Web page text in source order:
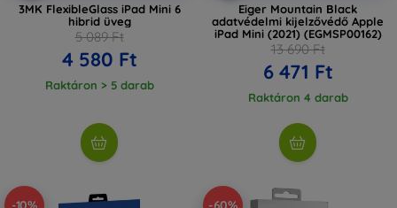
3MK FlexibleGlass iPad Mini 6
hibrid üveg
5 089 Ft
4 580 Ft
Raktáron > 5 darab
Eiger Mountain Black
adatvédelmi kijelzővédő Apple
iPad Mini (2021) (EGMSP00162)
13 690 Ft
6 471 Ft
Raktáron 4 darab